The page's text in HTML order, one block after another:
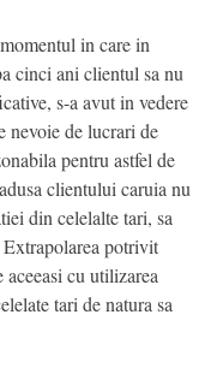
in care in
cinci ani clientul sa nu
s-a avut in vedere
nevoie de lucrari de
pentru astfel de
clientului caruia nu
din celelalte tari, sa
potrivit
cu utilizarea
tari de natura sa